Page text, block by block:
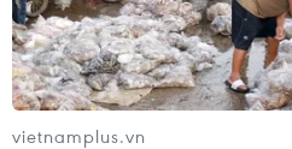
vietnamplus.vn